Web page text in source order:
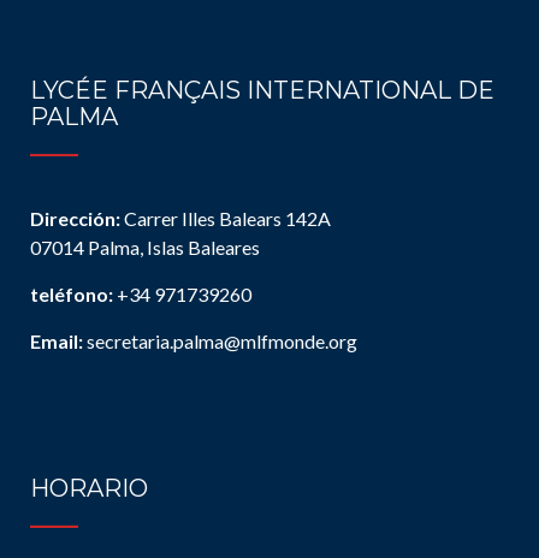
LYCÉE FRANÇAIS INTERNATIONAL DE
PALMA
Dirección:Carrer Illes Balears 142A
07014 Palma, Islas Baleares
teléfono: +34 971739260
Email:secretaria.palma@mlfmonde.org
HORARIO